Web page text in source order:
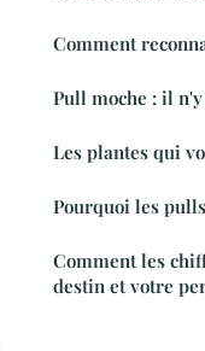
Comment
Pull moche : il
Les plantes qui
Pourquoi les
Comment les
destin et votre